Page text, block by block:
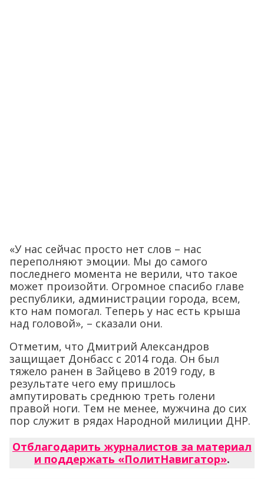
«У нас сейчас просто нет слов – нас
переполняют эмоции. Мы до самого
последнего момента не верили, что такое
может произойти. Огромное спасибо главе
республики, администрации города, всем,
кто нам помогал. Теперь у нас есть крыша
над головой», – сказали они.
Отметим, что Дмитрий Александров
защищает Донбасс с 2014 года. Он был
тяжело ранен в Зайцево в 2019 году, в
результате чего ему пришлось
ампутировать среднюю треть голени
правой ноги. Тем не менее, мужчина до сих
пор служит в рядах Народной милиции ДНР.
Отблагодарить журналистов за материал
и поддержать «ПолитНавигатор».